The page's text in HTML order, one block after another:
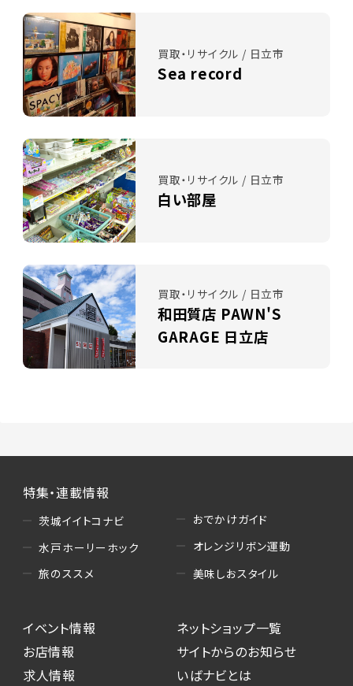
買取・リサイクル / 日立市
Sea record
買取・リサイクル / 日立市
白い部屋
買取・リサイクル / 日立市
和田質店 PAWN'S
GARAGE 日立店
特集・連載情報
茨城イイトコナビ
水戸ホーリーホック
旅のススメ
おでかけガイド
オレンジリボン運動
美味しおスタイル
イベント情報
お店情報
求人情報
ネットショップ一覧
サイトからのお知らせ
いばナビとは